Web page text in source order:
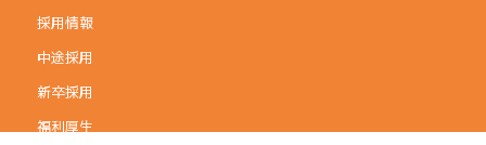
採用情報
中途採用
新卒採用
福利厚生